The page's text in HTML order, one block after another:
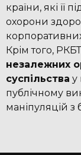
країни, які її
охорони
корпоративних
Крім того,
незалежних
суспільства у
публічному
маніпуляцій